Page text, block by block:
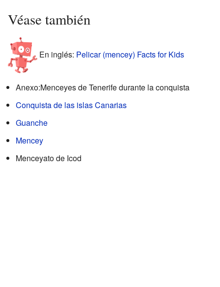
Véase también
En inglés: Pelicar (mencey) Facts for Kids
Anexo:Menceyes de Tenerife durante la conquista
Conquista de las islas Canarias
Guanche
Mencey
Menceyato de Icod